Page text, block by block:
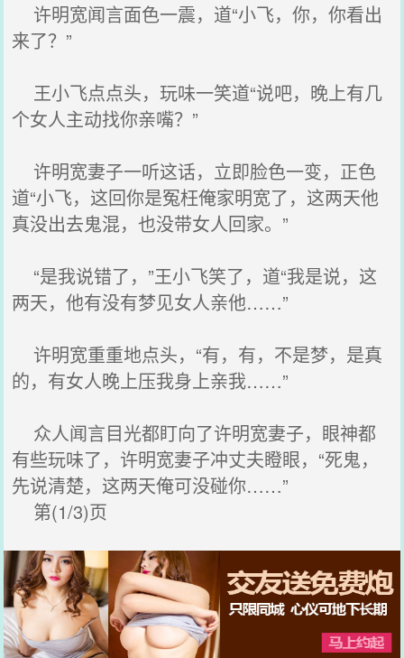
许明宽闻言面色一震，道“小飞，你，你看出
来了？”
王小飞点点头，玩味一笑道“说吧，晚上有几
个女人主动找你亲嘴？”
许明宽妻子一听这话，立即脸色一变，正色
道“小飞，这回你是冤枉俺家明宽了，这两天他
真没出去鬼混，也没带女人回家。”
“是我说错了，”王小飞笑了，道“我是说，这
两天，他有没有梦见女人亲他……”
许明宽重重地点头，“有，有，不是梦，是真
的，有女人晚上压我身上亲我……”
众人闻言目光都盯向了许明宽妻子，眼神都
有些玩味了，许明宽妻子冲丈夫瞪眼，“死鬼，
先说清楚，这两天俺可没碰你……”
第(1/3)页